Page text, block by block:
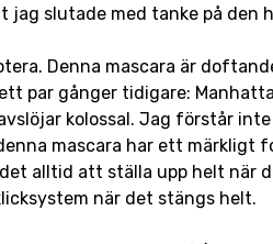
jag slutade med tanke på den
Denna mascara är
par gånger tidigare:
kolossal. Jag förstår
mascara har ett märkligt
alltid att ställa upp helt när
när det stängs helt.